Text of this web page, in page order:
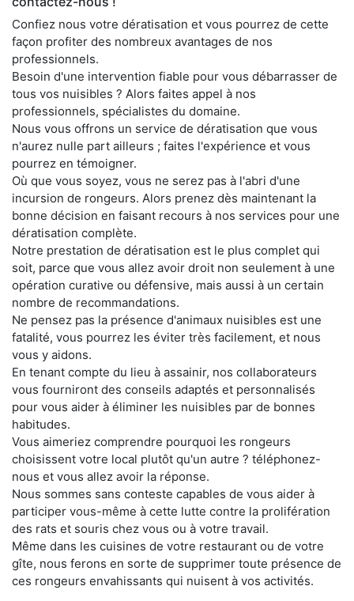
Confiez nous votre dératisation et vous pourrez de cette
façon profiter des nombreux avantages de nos
professionnels.
Besoin d'une intervention fiable pour vous débarrasser de
tous vos nuisibles ? Alors faites appel à nos
professionnels, spécialistes du domaine.
Nous vous offrons un service de dératisation que vous
n'aurez nulle part ailleurs ; faites l'expérience et vous
pourrez en témoigner.
Où que vous soyez, vous ne serez pas à l'abri d'une
incursion de rongeurs. Alors prenez dès maintenant la
bonne décision en faisant recours à nos services pour une
dératisation complète.
Notre prestation de dératisation est le plus complet qui
soit, parce que vous allez avoir droit non seulement à une
opération curative ou défensive, mais aussi à un certain
nombre de recommandations.
Ne pensez pas la présence d'animaux nuisibles est une
fatalité, vous pourrez les éviter très facilement, et nous
vous y aidons.
En tenant compte du lieu à assainir, nos collaborateurs
vous fourniront des conseils adaptés et personnalisés
pour vous aider à éliminer les nuisibles par de bonnes
habitudes.
Vous aimeriez comprendre pourquoi les rongeurs
choisissent votre local plutôt qu'un autre ? téléphonez-
nous et vous allez avoir la réponse.
Nous sommes sans conteste capables de vous aider à
participer vous-même à cette lutte contre la prolifération
des rats et souris chez vous ou à votre travail.
Même dans les cuisines de votre restaurant ou de votre
gîte, nous ferons en sorte de supprimer toute présence de
ces rongeurs envahissants qui nuisent à vos activités.